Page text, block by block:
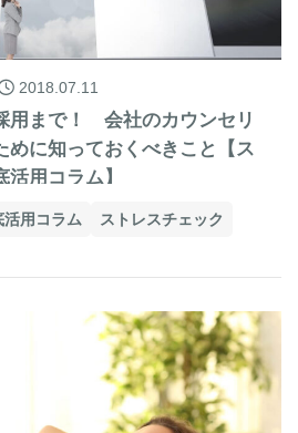
2018.07.11
用まで！ 会社のカウンセリ
めに知っておくべきこと【ス
活用コラム】
活用コラム ストレスチェック